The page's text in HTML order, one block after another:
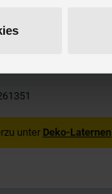
unter Deko-Laternen